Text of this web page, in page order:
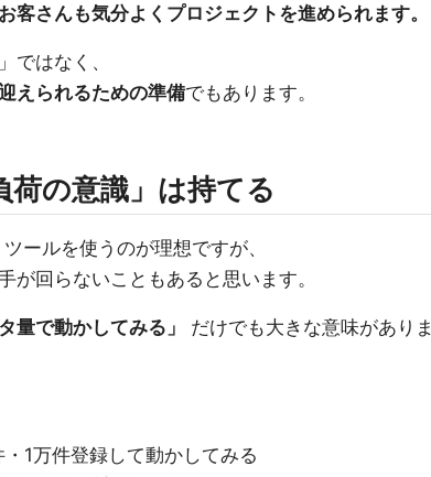
客さんも気分よくプロジェクトを進められます。
ではなく、
えられるための準備でもあります。
の意識」は持てる
ールを使うのが理想ですが、
回らないこともあると思います。
量で動かしてみる」
だけでも大きな意味がありま
1万件登録して動かしてみる